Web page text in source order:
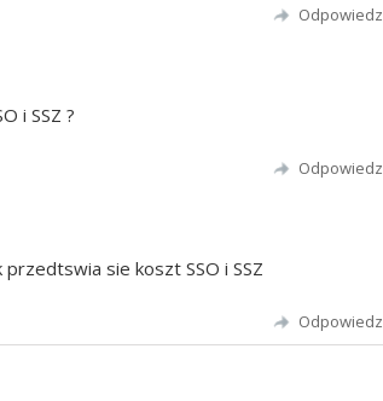
Odpowiedz
i SSZ ?
Odpowiedz
sie koszt SSO i SSZ
Odpowiedz